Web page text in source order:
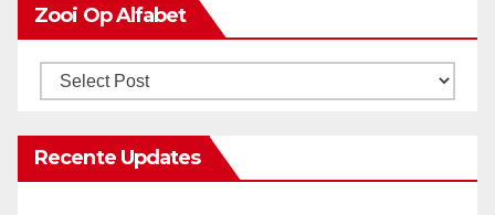
Zooi Op Alfabet
Recente Updates